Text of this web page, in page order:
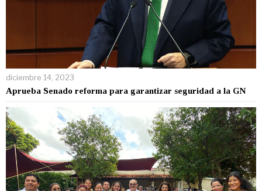
diciembre 14, 2023
Aprueba Senado reforma para garantizar seguridad a la GN